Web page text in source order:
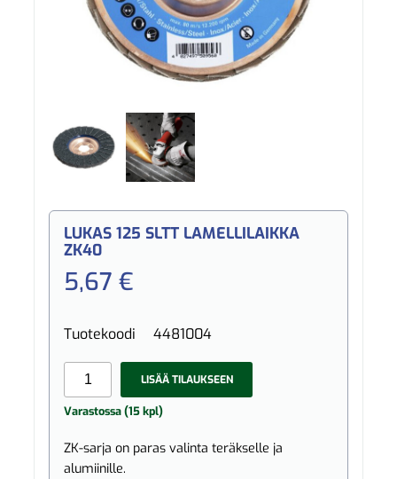
LUKAS 125 SLTT LAMELLILAIKKA
ZK40
5,67 €
Tuotekoodi 4481004
LISÄÄ TILAUKSEEN
Varastossa (15 kpl)
ZK-sarja on paras valinta teräkselle ja
alumiinille.